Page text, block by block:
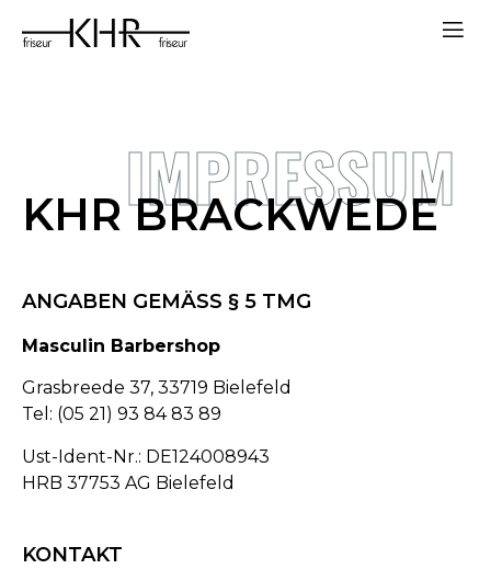
IMPRESSUM
KHR BRACKWEDE
ANGABEN GEMÄSS § 5 TMG
Masculin Barbershop
Grasbreede 37, 33719 Bielefeld
Tel: (05 21) 93 84 83 89
Ust-Ident-Nr.: DE124008943
HRB 37753 AG Bielefeld
KONTAKT